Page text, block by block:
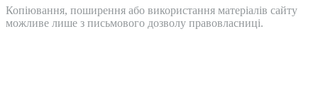
Копіювання, поширення або використання матеріалів сайту
можливе лише з письмового дозволу правовласниці.